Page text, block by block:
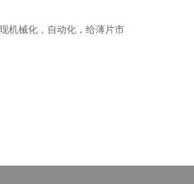
机械化，自动化，给薄片市